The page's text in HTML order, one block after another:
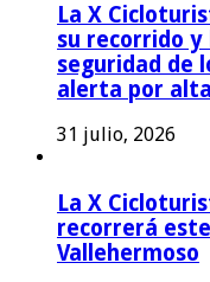
La X
su recorrido
seguridad de
alerta por
31 julio, 2026
La X
recorrerá
Vallehermoso